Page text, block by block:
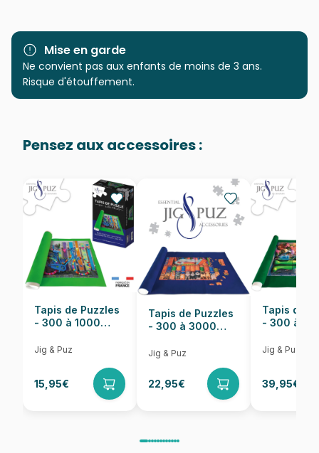
Marque Larsen
Catégorie Puzzles - Dinosaures
Age
à partir de 6 ans (50 à 100
Provenance Puzzles fabriqués en France
EAN 7023852109182
Nombre de pièces 85 pièces
Dimensions 37 x 29 cm
Mise en garde
Ne convient pas aux enfants de moins de 3 ans.
Risque d'étouffement.
Pensez aux accessoires :
Tapis de Puzzles
- 300 à 1000
Jig & Puz
15,95€
Tapis de Puzzles
- 300 à 3000
Jig & Puz
22,95€
Tapis de
- 300 à
Jig & Puz
39,95€